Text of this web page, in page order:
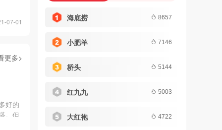
07-01
更多>
好的
。但
海底捞 8657
小肥羊 7146
桥头 5144
红九九 5003
大红袍 4722